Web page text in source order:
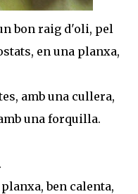
bon raig d'oli, pel
en una planxa,
amb una cullera,
una forquilla.
ben calenta,